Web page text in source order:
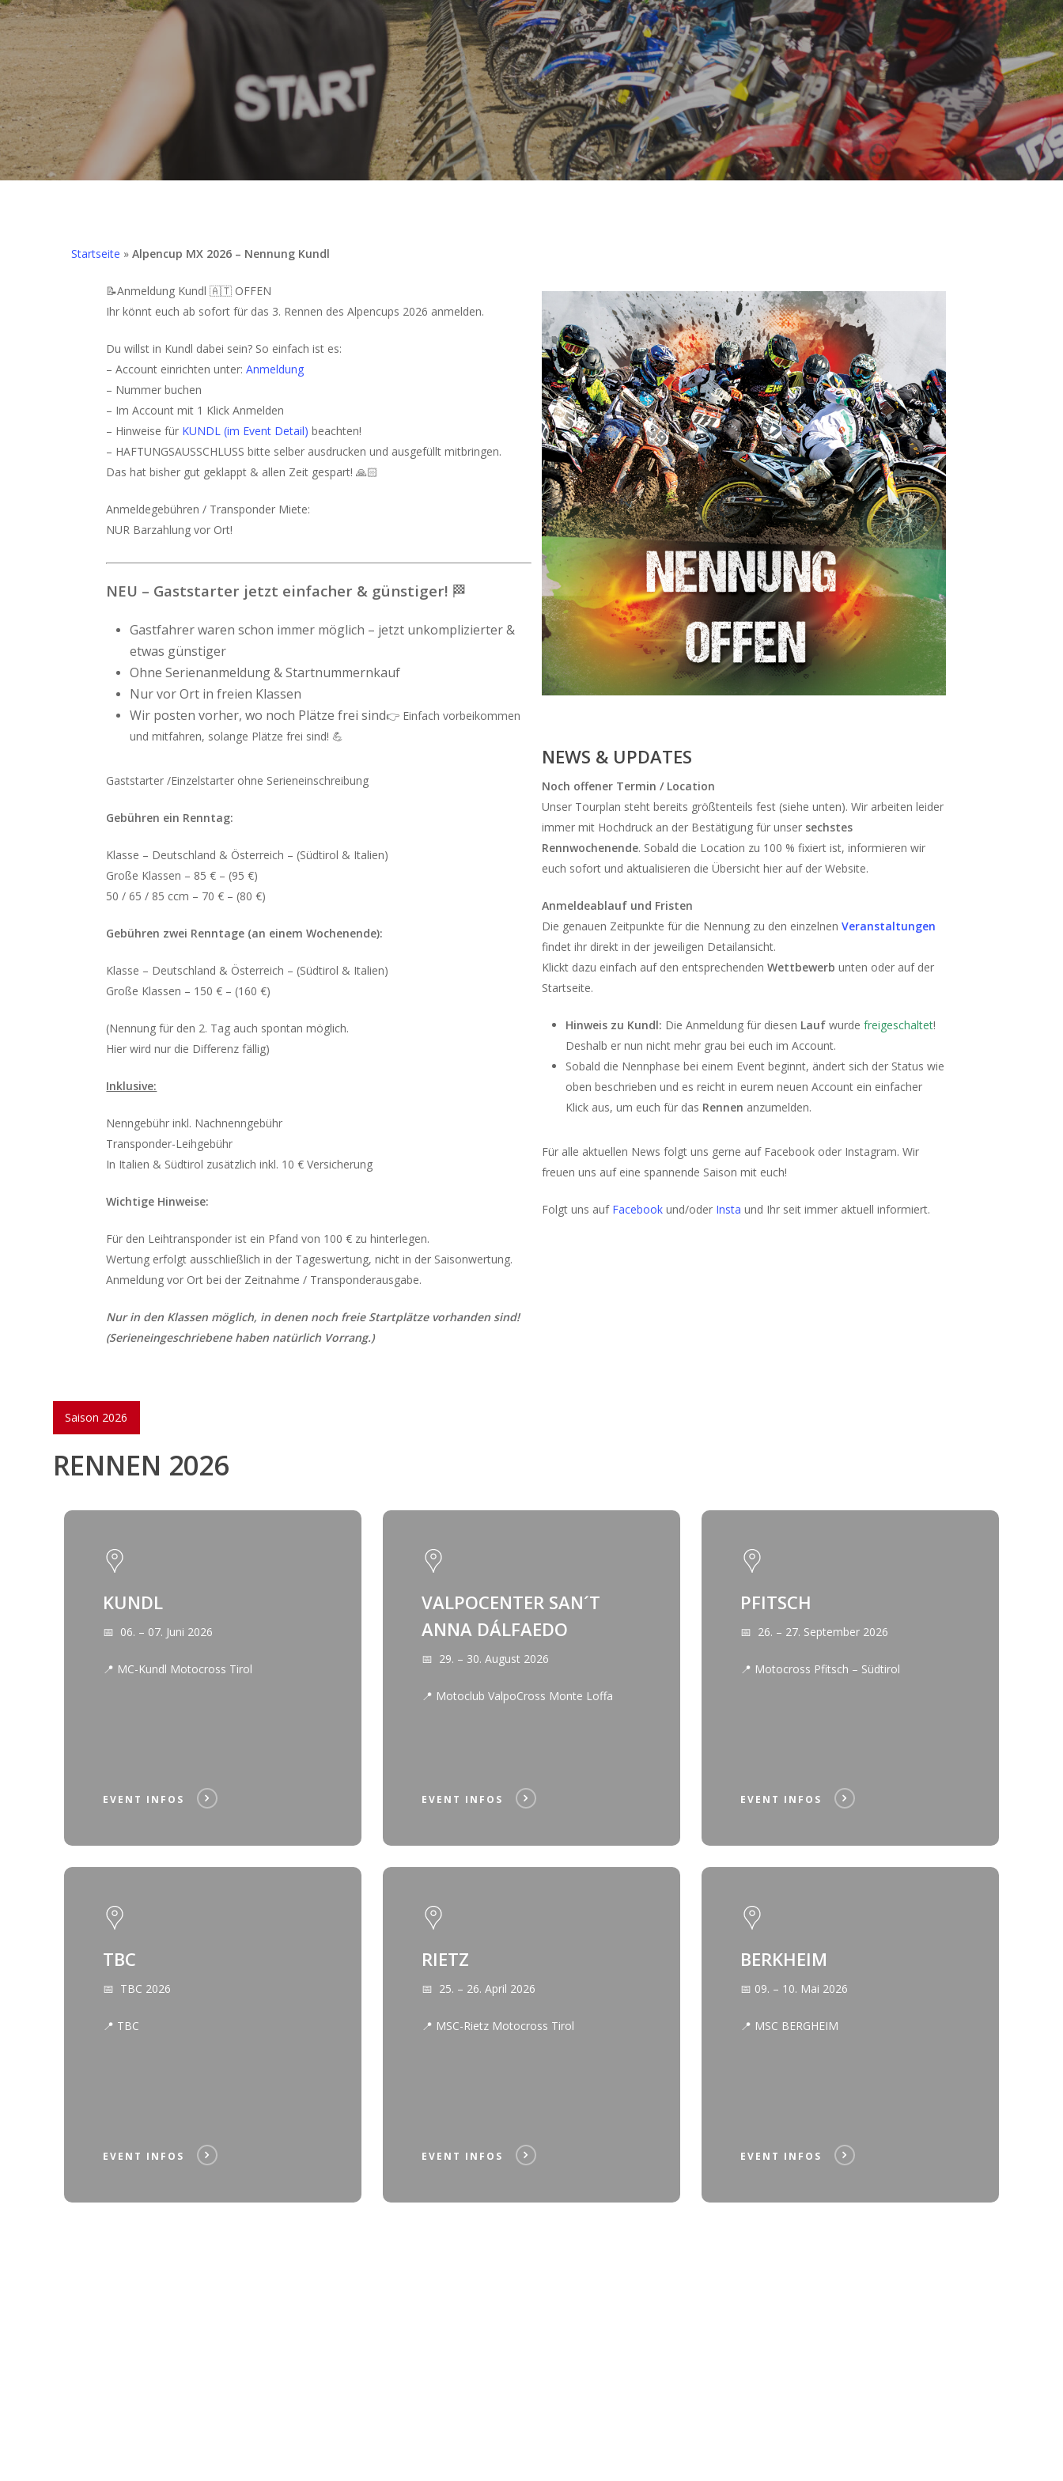
Startseite » Alpencup MX 2026 – Nennung Kundl
📝Anmeldung Kundl 🇦🇹 OFFEN
Ihr könnt euch ab sofort für das 3. Rennen des Alpencups 2026 anmelden.
Du willst in Kundl dabei sein? So einfach ist es:
– Account einrichten unter:Anmeldung
– Nummer buchen
– Im Account mit 1 Klick Anmelden
– Hinweise für KUNDL (im Event Detail) beachten!
– HAFTUNGSAUSSCHLUSS bitte selber ausdrucken und ausgefüllt mitbringen.
Das hat bisher gut geklappt & allen Zeit gespart! 🙏🏻
Anmeldegebühren / Transponder Miete:
NUR Barzahlung vor Ort!
NEU – Gaststarter jetzt einfacher & günstiger! 🏁
Gastfahrer waren schon immer möglich – jetzt unkomplizierter &
etwas günstiger
Ohne Serienanmeldung & Startnummernkauf
Nur vor Ort in freien Klassen
Wir posten vorher, wo noch Plätze frei sind👉 Einfach vorbeikommen
und mitfahren, solange Plätze frei sind! 💪
Gaststarter /Einzelstarter ohne Serieneinschreibung
Gebühren ein Renntag:
Klasse – Deutschland & Österreich – (Südtirol & Italien)
Große Klassen – 85 € – (95 €)
50 / 65 / 85 ccm – 70 € – (80 €)
Gebühren zwei Renntage (an einem Wochenende):
Klasse – Deutschland & Österreich – (Südtirol & Italien)
Große Klassen – 150 € – (160 €)
(Nennung für den 2. Tag auch spontan möglich.
Hier wird nur die Differenz fällig)
Inklusive:
Nenngebühr inkl. Nachnenngebühr
Transponder-Leihgebühr
In Italien & Südtirol zusätzlich inkl. 10 € Versicherung
Wichtige Hinweise:
Für den Leihtransponder ist ein Pfand von 100 € zu hinterlegen.
Wertung erfolgt ausschließlich in der Tageswertung, nicht in der Saisonwertung.
Anmeldung vor Ort bei der Zeitnahme / Transponderausgabe.
Nur in den Klassen möglich, in denen noch freie Startplätze vorhanden sind!
(Serieneingeschriebene haben natürlich Vorrang.)
NEWS & UPDATES
Noch offener Termin / Location
Unser Tourplan steht bereits größtenteils fest (siehe unten). Wir arbeiten leider
immer mit Hochdruck an der Bestätigung für unser sechstes
Rennwochenende. Sobald die Location zu 100 % fixiert ist, informieren wir
euch sofort und aktualisieren die Übersicht hier auf der Website.
Anmeldeablauf und Fristen
Die genauen Zeitpunkte für die Nennung zu den einzelnenVeranstaltungen
findet ihr direkt in der jeweiligen Detailansicht.
Klickt dazu einfach auf den entsprechendenWettbewerb unten oder auf der
Startseite.
Hinweis zu Kundl: Die Anmeldung für diesen Lauf wurdefreigeschaltet!
Deshalb er nun nicht mehr grau bei euch im Account.
Sobald die Nennphase bei einem Event beginnt, ändert sich der Status wie
oben beschrieben und es reicht in eurem neuen Account ein einfacher
Klick aus, um euch für das Rennen anzumelden.
Für alle aktuellen News folgt uns gerne auf Facebook oder Instagram. Wir
freuen uns auf eine spannende Saison mit euch!
Folgt uns auf Facebook und/oder Insta und Ihr seit immer aktuell informiert.
Saison 2026
RENNEN 2026
KUNDL
📅 06. – 07. Juni 2026
📍 MC-Kundl Motocross Tirol
EVENT INFOS
VALPOCENTER SAN´T
ANNA DÁLFAEDO
📅 29. – 30. August 2026
📍 Motoclub ValpoCross Monte Loffa
EVENT INFOS
PFITSCH
📅 26. – 27. September 2026
📍 Motocross Pfitsch – Südtirol
EVENT INFOS
TBC
📅 TBC 2026
📍 TBC
EVENT INFOS
RIETZ
📅 25. – 26. April 2026
📍 MSC-Rietz Motocross Tirol
EVENT INFOS
BERKHEIM
📅 09. – 10. Mai 2026
📍 MSC BERGHEIM
EVENT INFOS